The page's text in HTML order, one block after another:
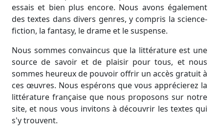
essais et bien plus encore. Nous avons également
des textes dans divers genres, y compris la science-
fiction, la fantasy, le drame et le suspense.
Nous sommes convaincus que la littérature est une
source de savoir et de plaisir pour tous, et nous
sommes heureux de pouvoir offrir un accès gratuit à
ces œuvres. Nous espérons que vous apprécierez la
littérature française que nous proposons sur notre
site, et nous vous invitons à découvrir les textes qui
s'y trouvent.